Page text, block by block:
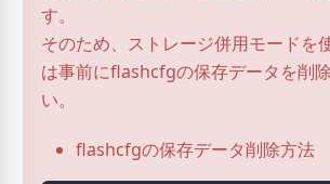
す。
そのため、ストレージ併用モードを
は事前にflashcfgの保存データを削
い。
flashcfgの保存データ削除方法